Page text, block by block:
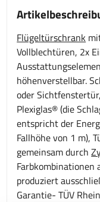
Flügeltürschrank
Vollblechtüren, 2x
höhenverstellbar.
oder
Plexiglas® (die
entspricht der
Fallhöhe von 1 m),
gemeinsam durch
Farbkombinationen
produziert
Garantie- TÜV